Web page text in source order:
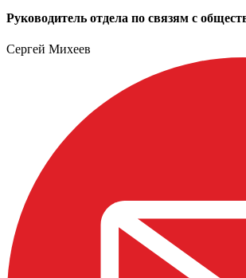
Руководитель отдела по связям с
Сергей Михеев